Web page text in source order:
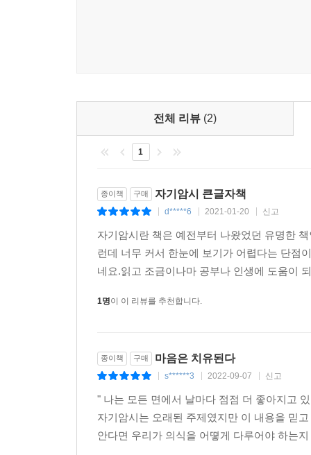
전체 리뷰 (2)
1
종이책 구매 자기암시 큰글자책
d*****6 2021-01-20 신고
자기암시란 책은 예전부터 나왔었던 유명한
런데 너무 커서 한눈에 보기가 어렵다는 단점
네요.읽고 조금이나마 공부나 인생에 도움이
1명이 이 리뷰를 추천합니다.
종이책 구매 마음은 치유된다
s******3 2022-09-07 신고
" 나는 모든 면에서 날마다 점점 더 좋아지고
자기암시는 오래된 주제였지만 이 내용을 믿
안다면 우리가 의식을 어뗳게 다루어야 하는